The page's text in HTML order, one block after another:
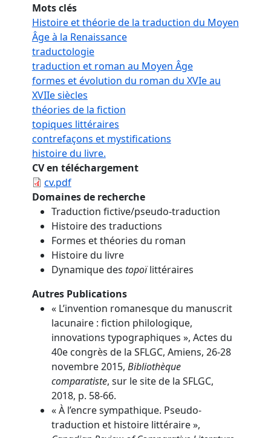
Mots clés
Histoire et théorie de la traduction du Moyen
Âge à la Renaissance
traductologie
traduction et roman au Moyen Âge
formes et évolution du roman du XVIe au
XVIIe siècles
théories de la fiction
topiques littéraires
contrefaçons et mystifications
histoire du livre.
CV en téléchargement
cv.pdf
Domaines de recherche
Traduction fictive/pseudo-traduction
Histoire des traductions
Formes et théories du roman
Histoire du livre
Dynamique des topoïlittéraires
Autres Publications
« L’invention romanesque du manuscrit
lacunaire : fiction philologique,
innovations typographiques », Actes du
40e congrès de la SFLGC, Amiens, 26-28
novembre 2015, Bibliothèque
comparatiste, sur le site de la SFLGC,
2018, p. 58-66.
« À l’encre sympathique. Pseudo-
traduction et histoire littéraire »,